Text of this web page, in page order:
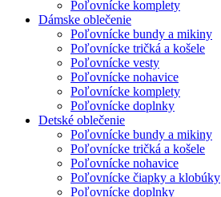
Poľovnícke komplety
Dámske oblečenie
Poľovnícke bundy a mikiny
Poľovnícke tričká a košele
Poľovnícke vesty
Poľovnícke nohavice
Poľovnícke komplety
Poľovnícke doplnky
Detské oblečenie
Poľovnícke bundy a mikiny
Poľovnícke tričká a košele
Poľovnícke nohavice
Poľovnícke čiapky a klobúky
Poľovnícke doplnky